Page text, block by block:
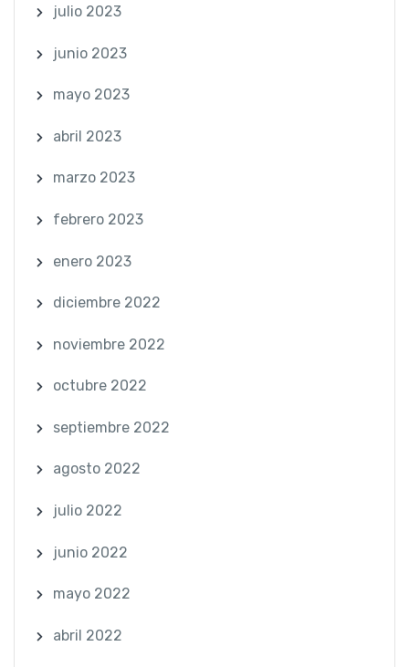
julio 2023
junio 2023
mayo 2023
abril 2023
marzo 2023
febrero 2023
enero 2023
diciembre 2022
noviembre 2022
octubre 2022
septiembre 2022
agosto 2022
julio 2022
junio 2022
mayo 2022
abril 2022